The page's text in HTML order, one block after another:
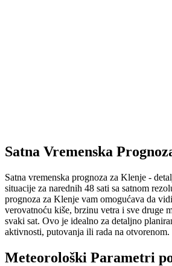
Satna Vremenska
Satna vremenska prognoza za Klenje -
situacije za narednih 48 sati sa satnom
prognoza za Klenje vam omogućava da
verovatnoću kiše, brzinu vetra i sve druge
svaki sat. Ovo je idealno za detaljno
aktivnosti, putovanja ili rada na otvorenom.
Meteorološki Parametri